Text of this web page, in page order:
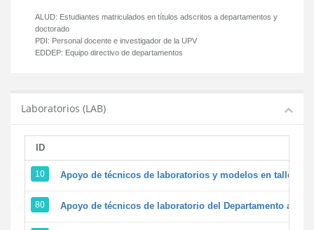
ALUD: Estudiantes matriculados en títulos adscritos a departamentos y
doctorado
PDI: Personal docente e investigador de la UPV
EDDEP: Equipo directivo de departamentos
Laboratorios (LAB)
ID
10 Apoyo de técnicos de laboratorios y modelos en
80 Apoyo de técnicos de laboratorio del Departamento a la